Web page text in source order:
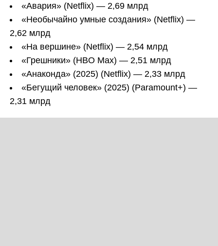
«Авария» (Netflix) — 2,69 млрд
«Необычайно умные создания» (Netflix) —
2,62 млрд
«На вершине» (Netflix) — 2,54 млрд
«Грешники» (HBO Max) — 2,51 млрд
«Анаконда» (2025) (Netflix) — 2,33 млрд
«Бегущий человек» (2025) (Paramount+) —
2,31 млрд